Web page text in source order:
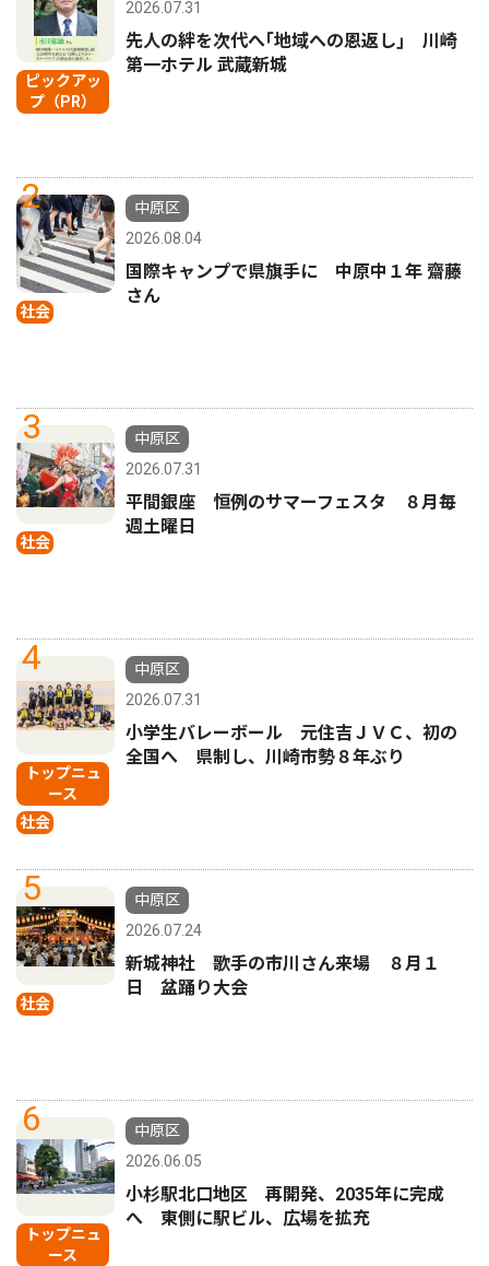
ピックアッ
プ（PR）
2026.07.31
先人の絆を次代へ｢地域への恩返し｣ 川崎
第一ホテル 武蔵新城
2
社会
中原区
2026.08.04
国際キャンプで県旗手に 中原中１年 齋藤
さん
3
社会
中原区
2026.07.31
平間銀座 恒例のサマーフェスタ ８月毎
週土曜日
4
トップニュ
ース
社会
中原区
2026.07.31
小学生バレーボール 元住吉ＪＶＣ、初の
全国へ 県制し、川崎市勢８年ぶり
5
社会
中原区
2026.07.24
新城神社 歌手の市川さん来場 ８月１
日 盆踊り大会
6
トップニュ
ース
中原区
2026.06.05
小杉駅北口地区 再開発、2035年に完成
へ 東側に駅ビル、広場を拡充